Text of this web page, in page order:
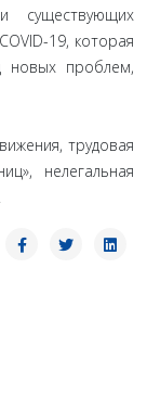
существующих
19, которая
новых проблем,
трудовая
нелегальная